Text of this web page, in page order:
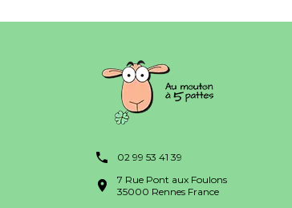
02 99 53 41 39
7 Rue Pont aux Foulons
35000 Rennes France